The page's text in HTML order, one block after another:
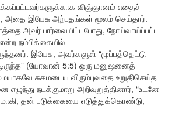
விஞ்ஞானம் எதைச்
அதை இயேசு அற்புதங்கள் மூலம் செய்தார்.
அவர் பார்வையிட்டபோது, நோய்வாய்ப்பட்ட
நம்பிக்கையில்
இயேசு, அவர்களுள் “முப்பத்தெட்டு
(யோவான் 5:5) ஒரு மனுஷனைத்
சுகமடைய விரும்புவதை உறுதிசெய்த
நடக்குமாறு அறிவுறுத்தினார், “உடனே
தன் படுக்கையை எடுத்துக்கொண்டு,